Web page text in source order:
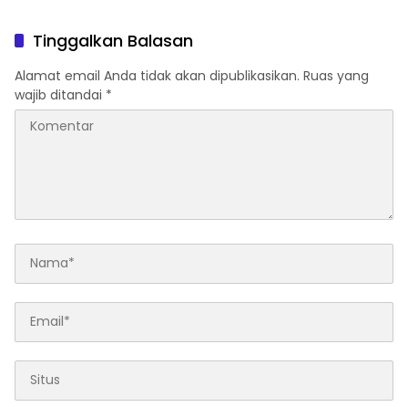
Tinggalkan Balasan
Alamat email Anda tidak akan dipublikasikan. Ruas yang
wajib ditandai *